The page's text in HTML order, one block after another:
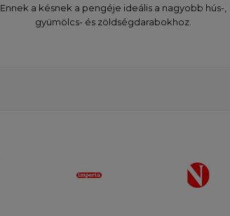
Ennek a késnek a pengéje ideális a nagyobb hús-,
gyümölcs- és zöldségdarabokhoz.